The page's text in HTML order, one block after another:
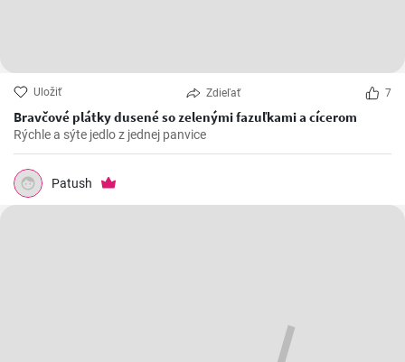
Uložiť Zdieľať 7
Bravčové plátky dusené so zelenými fazuľkami a cícerom
Rýchle a sýte jedlo z jednej panvice
Patush